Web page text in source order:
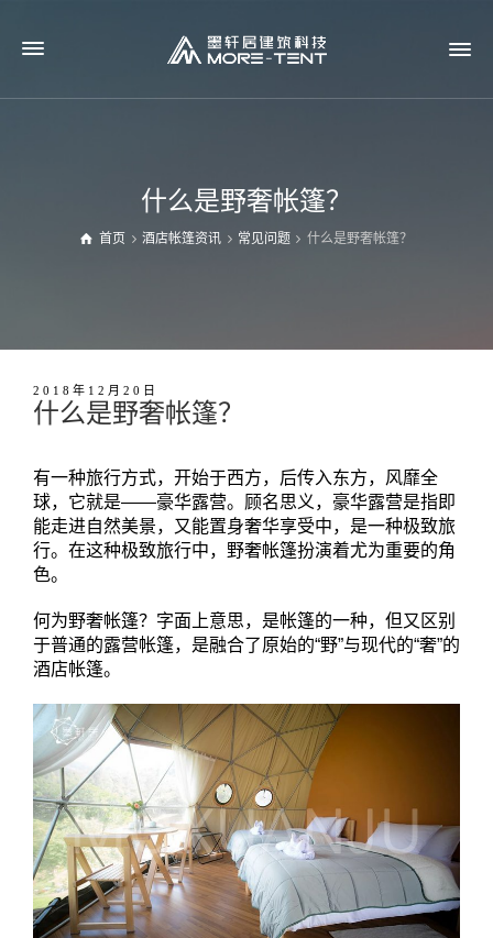
什么是野奢帐篷？
首页 酒店帐篷资讯 常见问题 什么是野奢帐篷？
2018年12月20日
什么是野奢帐篷？
有一种旅行方式，开始于西方，后传入东方，风靡全
球，它就是——豪华露营。顾名思义，豪华露营是指即
能走进自然美景，又能置身奢华享受中，是一种极致旅
行。在这种极致旅行中，野奢帐篷扮演着尤为重要的角
色。
何为野奢帐篷？字面上意思，是帐篷的一种，但又区别
于普通的露营帐篷，是融合了原始的“野”与现代的“奢”的
酒店帐篷。